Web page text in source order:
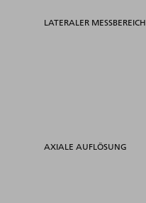
LATERALER MESSBEREICH
AXIALE AUFLÖSUNG